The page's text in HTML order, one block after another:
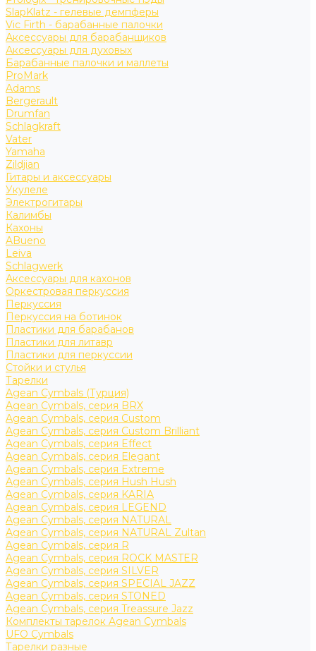
SlapKlatz - гелевые демпферы
Vic Firth - барабанные палочки
Аксессуары для барабанщиков
Аксессуары для духовых
Барабанные палочки и маллеты
ProMark
Adams
Bergerault
Drumfan
Schlagkraft
Vater
Yamaha
Zildjian
Гитары и аксессуары
Укулеле
Электрогитары
Калимбы
Кахоны
ABueno
Leiva
Schlagwerk
Аксессуары для кахонов
Оркестровая перкуссия
Перкуссия
Перкуссия на ботинок
Пластики для барабанов
Пластики для литавр
Пластики для перкуссии
Стойки и стулья
Тарелки
Agean Cymbals (Турция)
Agean Cymbals, серия BRX
Agean Cymbals, серия Custom
Agean Cymbals, серия Custom Brilliant
Agean Cymbals, серия Effect
Agean Cymbals, серия Elegant
Agean Cymbals, серия Extreme
Agean Cymbals, серия Hush Hush
Agean Cymbals, серия KARIA
Agean Cymbals, серия LEGEND
Agean Cymbals, серия NATURAL
Agean Cymbals, серия NATURAL Zultan
Agean Cymbals, серия R
Agean Cymbals, серия ROCK MASTER
Agean Cymbals, серия SILVER
Agean Cymbals, серия SPECIAL JAZZ
Agean Cymbals, серия STONED
Agean Cymbals, серия Treassure Jazz
Комплекты тарелок Agean Cymbals
UFO Cymbals
Тарелки разные